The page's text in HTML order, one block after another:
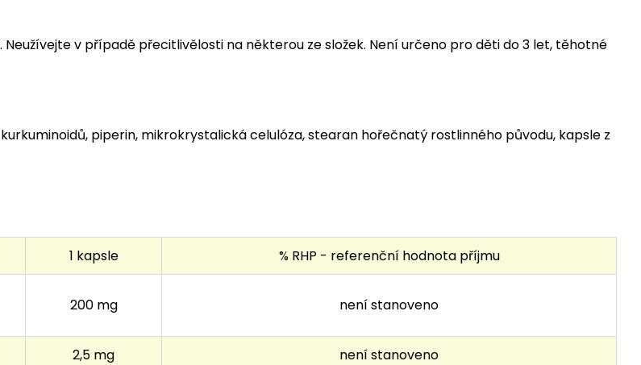
v případě přecitlivělosti na některou ze složek. Není určeno pro děti do 3 let, těhotné
piperin, mikrokrystalická celulóza, stearan hořečnatý rostlinného původu, kapsle z
1 kapsle
% RHP - referenční hodnota příjmu
200 mg není stanoveno
2,5 mg není stanoveno